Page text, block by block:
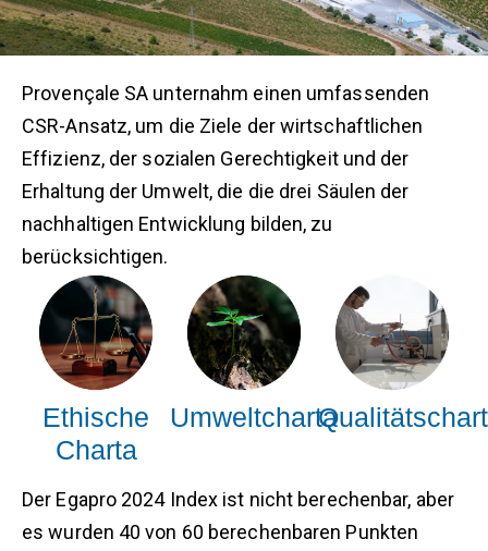
Provençale SA unternahm einen umfassenden
CSR-Ansatz, um die Ziele der wirtschaftlichen
Effizienz, der sozialen Gerechtigkeit und der
Erhaltung der Umwelt, die die drei Säulen der
nachhaltigen Entwicklung bilden, zu
berücksichtigen.
Umweltcharta
Ethische
Charta
Der Egapro 2024 Index ist nicht berechenbar, aber
es wurden 40 von 60 berechenbaren Punkten